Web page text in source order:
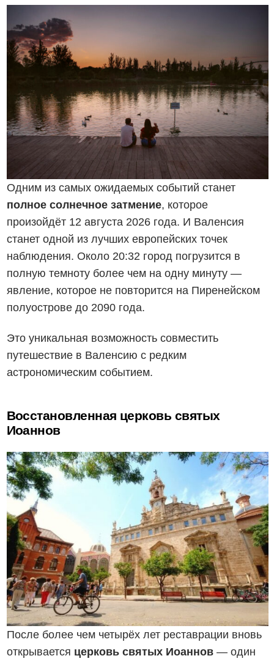
Одним из самых ожидаемых событий станет
полное солнечное затмение, которое
произойдёт 12 августа 2026 года. И Валенсия
станет одной из лучших европейских точек
наблюдения. Около 20:32 город погрузится в
полную темноту более чем на одну минуту —
явление, которое не повторится на Пиренейском
полуострове до 2090 года.
Это уникальная возможность совместить
путешествие в Валенсию с редким
астрономическим событием.
Восстановленная церковь святых
Иоаннов
После более чем четырёх лет реставрации вновь
открывается церковь святых Иоаннов— один